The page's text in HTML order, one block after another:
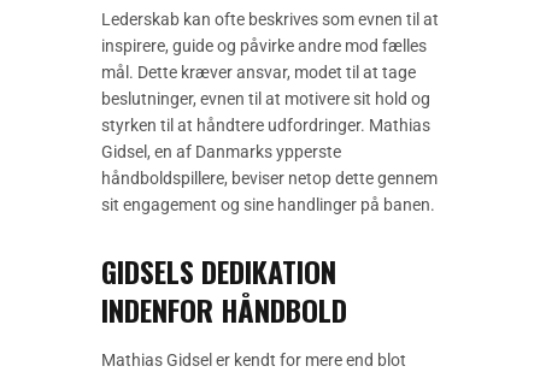
Lederskab kan ofte beskrives som evnen til at
inspirere, guide og påvirke andre mod fælles
mål. Dette kræver ansvar, modet til at tage
beslutninger, evnen til at motivere sit hold og
styrken til at håndtere udfordringer. Mathias
Gidsel, en af Danmarks ypperste
håndboldspillere, beviser netop dette gennem
sit engagement og sine handlinger på banen.
GIDSELS DEDIKATION
INDENFOR HÅNDBOLD
Mathias Gidsel er kendt for mere end blot